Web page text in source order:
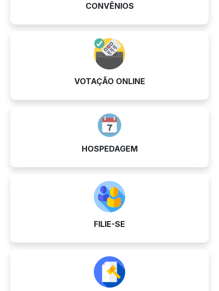
CONVÊNIOS
VOTAÇÃO ONLINE
HOSPEDAGEM
FILIE-SE